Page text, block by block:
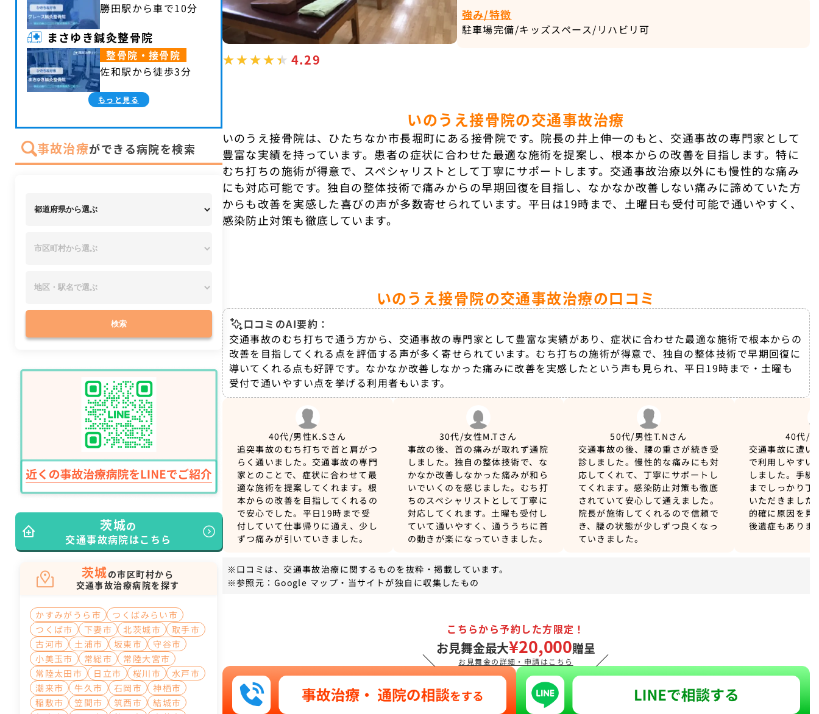
4.29
強み/特徴
駐車場完備/キッズスペース/リハビリ可
いのうえ接骨院の交通事故治療
いのうえ接骨院は、ひたちなか市長堀町にある接骨院です。院長の井上伸一のもと、交通事故の専門家として
豊富な実績を持っています。患者の症状に合わせた最適な施術を提案し、根本からの改善を目指します。特に
むち打ちの施術が得意で、スペシャリストとして丁寧にサポートします。交通事故治療以外にも慢性的な痛み
にも対応可能です。独自の整体技術で痛みからの早期回復を目指し、なかなか改善しない痛みに諦めていた方
からも改善を実感した喜びの声が多数寄せられています。平日は19時まで、土曜日も受付可能で通いやすく、
感染防止対策も徹底しています。
いのうえ接骨院の交通事故治療の口コミ
口コミのAI要約：
交通事故のむち打ちで通う方から、交通事故の専門家として豊富な実績があり、症状に合わせた最適な施術で根本からの
改善を目指してくれる点を評価する声が多く寄せられています。むち打ちの施術が得意で、独自の整体技術で早期回復に
導いてくれる点も好評です。なかなか改善しなかった痛みに改善を実感したという声も見られ、平日19時まで・土曜も
受付で通いやすい点を挙げる利用者もいます。
40代/男性K.Sさん
追突事故のむち打ちで首と肩がつ
らく通いました。交通事故の専門
家とのことで、症状に合わせて最
適な施術を提案してくれます。根
本からの改善を目指してくれるの
で安心でした。平日19時まで受
付していて仕事帰りに通え、少し
ずつ痛みが引いていきました。
30代/女性M.Tさん
事故の後、首の痛みが取れず通院
しました。独自の整体技術で、な
かなか改善しなかった痛みが和ら
いでいくのを感じました。むち打
ちのスペシャリストとして丁寧に
対応してくれます。土曜も受付し
ていて通いやすく、通ううちに首
の動きが楽になっていきました。
50代/男性T.Nさん
交通事故の後、腰の重さが続き受
診しました。慢性的な痛みにも対
応してくれて、丁寧にサポートし
てくれます。感染防止対策も徹底
されていて安心して通えました。
院長が施術してくれるので信頼で
き、腰の状態が少しずつ良くなっ
ていきました。
40代/
交通事故に遭い
で利用しやすい
しました。手
までしっかり丁
いただきました
的確に原因を見
後遺症もありま
※口コミは、交通事故治療に関するものを抜粋・掲載しています。
※参照元：Google マップ・当サイトが独自に収集したもの
＼
こちらから予約した方限定！
お見舞金最大¥20,000贈呈
お見舞金の詳細・申請はこちら ／
勝田駅から車で10分
まさゆき鍼灸整骨院
整骨院・接骨院
佐和駅から徒歩3分
もっと見る
事故治療ができる病院を検索
検索
茨城の
交通事故病院はこちら
茨城の市区町村から
交通事故治療病院を探す
かすみがうら市
つくばみらい市
つくば市
下妻市 北茨城市
取手市
古河市
土浦市 坂東市
守谷市
小美玉市
常総市
常陸大宮市
常陸太田市
日立市 桜川市
水戸市
潮来市
牛久市 石岡市
神栖市
稲敷市
笠間市 筑西市
結城市